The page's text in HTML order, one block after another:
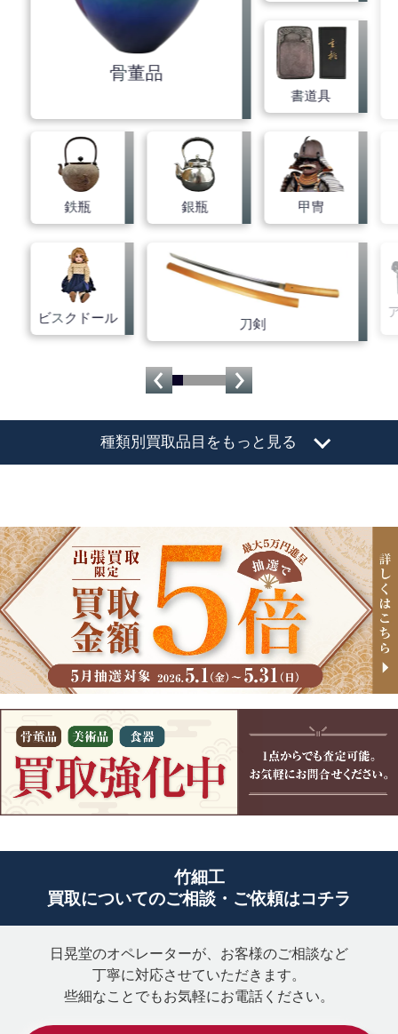
骨董品
書道具
鉄瓶 銀瓶 甲冑
ビスクドール 刀剣
種類別買取品目をもっと見る
日晃堂TOPページ
絵画
絵画TOPページ
油彩画 水彩画
版画 リトグラフ
シルクスクリーン 日本画
現代アート
インテリア・
アート
セル画・原画
漫画原稿・
複製原画
茶道具
茶道具TOPページ
茶碗 鉄瓶
茶入 香炉
急須 香合
千家十職 茶掛
刀剣
刀剣TOPページ
刀 脇差
薙刀
拵え 鍔
短刀 刀装具
鉄砲・火縄銃
象牙
象牙TOPページ
一本物 根付
置物 アクセサリー
掛軸TOPページ
珊瑚
桃珊瑚
香木TOPページ
竹細工
買取についてのご相談・ご依頼はコチラ
日晃堂のオペレーターが、お客様のご相談など
丁寧に対応させていただきます。
些細なことでもお気軽にお電話ください。